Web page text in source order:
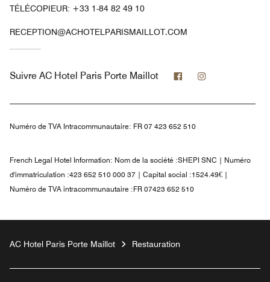
TÉLÉCOPIEUR: +33 1-84 82 49 10
RECEPTION@ACHOTELPARISMAILLOT.COM
Suivre AC Hotel Paris Porte Maillot Facebook
Numéro de TVA Intracommunautaire: FR 07 423 652 510
French Legal Hotel Information: Nom de la société :SHEPI SNC | Numéro
d'immatriculation :423 652 510 000 37 | Capital social :1524.49€ |
Numéro de TVA intracommunautaire :FR 07423 652 510
AC Hotel Paris Porte Maillot Restauration